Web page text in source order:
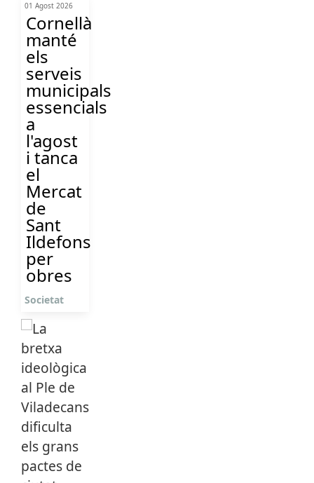
01 Agost 2026
Cornellà
manté
els
serveis
municipals
essencials
a
l'agost
i tanca
el
Mercat
de
Sant
Ildefons
per
obres
Societat